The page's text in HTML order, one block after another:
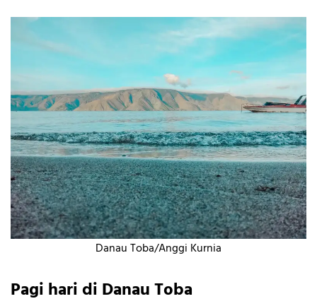
Danau Toba/Anggi Kurnia
Pagi hari di Danau Toba